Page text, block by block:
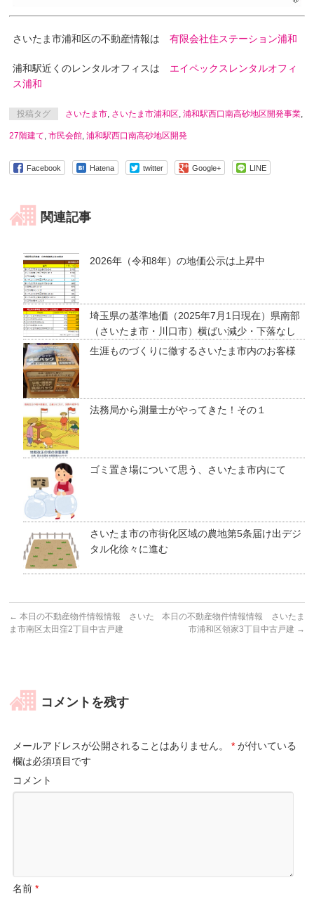
さいたま市浦和区の不動産情報は有限会社住ステーション浦和
浦和駅近くのレンタルオフィスは エイペックスレンタルオフィ
ス浦和
投稿タグ さいたま市, さいたま市浦和区,浦和駅西口南高砂地区開発事業,
27階建て,市民会館,浦和駅西口南高砂地区開発
Facebook Hatena twitter Google+ LINE
関連記事
2026年（令和8年）の地価公示は上昇中
埼玉県の基準地価（2025年7月1日現在）県南部
（さいたま市・川口市）横ばい減少・下落なし
生涯ものづくりに徹するさいたま市内のお客様
法務局から測量士がやってきた！その１
ゴミ置き場について思う、さいたま市内にて
さいたま市の市街化区域の農地第5条届け出デジ
タル化徐々に進む
← 本日の不動産物件情報情報 さいた
ま市南区太田窪2丁目中古戸建
本日の不動産物件情報情報 さいたま
市浦和区領家3丁目中古戸建 →
コメントを残す
メールアドレスが公開されることはありません。 * が付いている
欄は必須項目です
コメント
名前*